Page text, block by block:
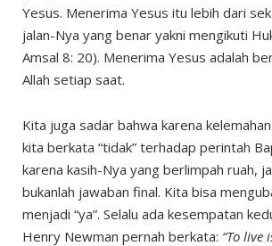
Yesus. Menerima Yesus itu lebih dari
jalan-Nya yang benar yakni mengikuti
Amsal 8: 20). Menerima Yesus adalah
Allah setiap saat.
Kita juga sadar bahwa karena
kita berkata “tidak” terhadap perintah
karena kasih-Nya yang berlimpah ruah,
bukanlah jawaban final. Kita bisa
menjadi “ya”. Selalu ada kesempatan
Henry Newman pernah berkata: “To live